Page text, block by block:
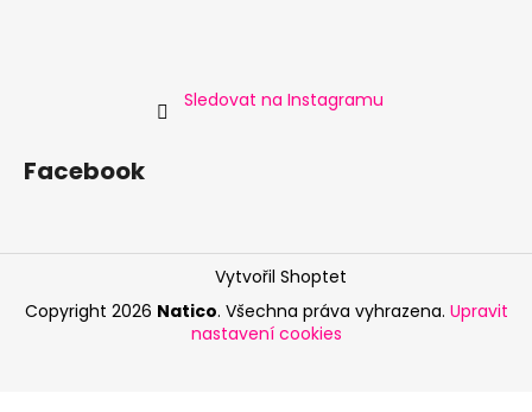
Sledovat na Instagramu
Facebook
Vytvořil Shoptet
Copyright 2026 Natico. Všechna práva vyhrazena. Upravit
nastavení cookies